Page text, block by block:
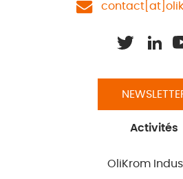
Activités
OliKrom